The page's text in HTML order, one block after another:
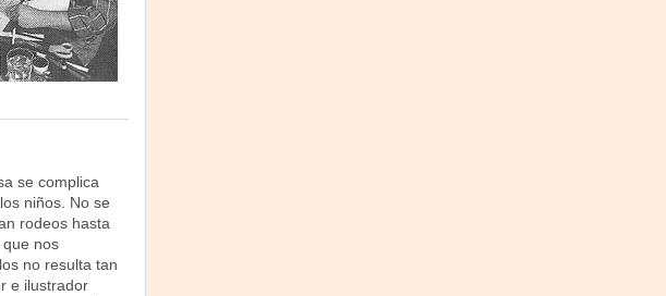
se complica
niños. No se
rodeos hasta
nos
no resulta tan
e ilustrador